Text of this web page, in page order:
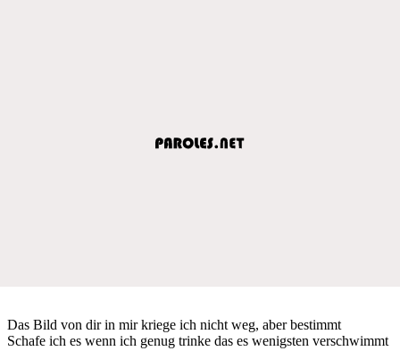
Das Bild von dir in mir kriege ich nicht weg, aber bestimmt
Schafe ich es wenn ich genug trinke das es wenigsten verschwimmt